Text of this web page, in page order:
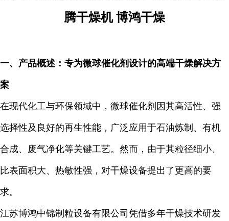
腾干燥机 博鸿干燥
一、产品概述：专为微球催化剂设计的高端干燥解决方
案
在现代化工与环保领域中，微球催化剂因其高活性、强
选择性及良好的再生性能，广泛应用于石油炼制、有机
合成、废气净化等关键工艺。然而，由于其粒径细小、
比表面积大、热敏性强，对干燥设备提出了更高的要
求。
江苏博鸿中锦制粒设备有限公司凭借多年干燥技术研发